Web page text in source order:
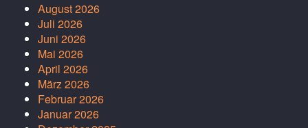
August 2026
Juli 2026
Juni 2026
Mai 2026
April 2026
März 2026
Februar 2026
Januar 2026